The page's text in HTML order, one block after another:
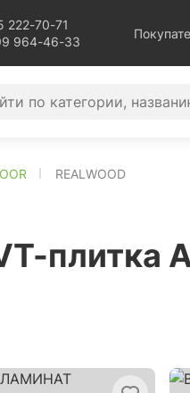
222-70-71
964-46-33
REALWOOD
плитка